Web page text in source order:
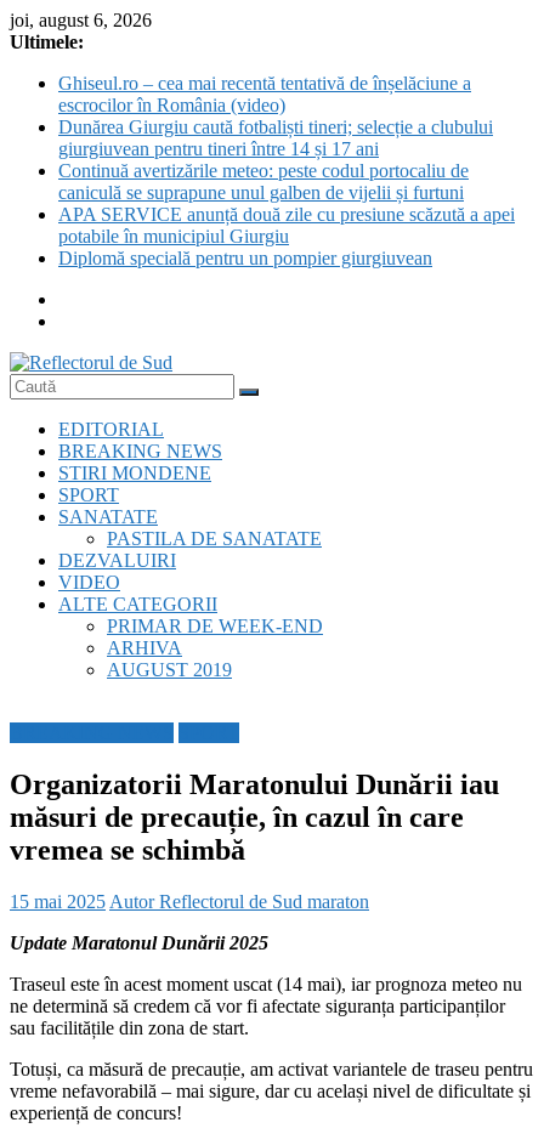
Skip
to
joi, august 6, 2026
Ultimele:
Ghiseul.ro – cea mai recentă tentativă de înșelăciune a
escrocilor în România (video)
Dunărea Giurgiu caută fotbaliști tineri; selecție a clubului
giurgiuvean pentru tineri între 14 și 17 ani
Continuă avertizările meteo: peste codul portocaliu de
caniculă se suprapune unul galben de vijelii și furtuni
APA SERVICE anunță două zile cu presiune scăzută a apei
potabile în municipiul Giurgiu
Diplomă specială pentru un pompier giurgiuvean
Reflectorul
Sud
EDITORIAL
BREAKING NEWS
STIRI MONDENE
SPORT
SANATATE
PASTILA DE SANATATE
DEZVALUIRI
VIDEO
ALTE CATEGORII
PRIMAR DE WEEK-END
ARHIVA
AUGUST 2019
Organizatorii Maratonului Dunării iau
măsuri de precauție, în cazul în care
vremea se schimbă
15 mai 2025 Autor Reflectorul de Sud maraton
Update Maratonul Dunării 2025
Traseul este în acest moment uscat (14 mai), iar prognoza meteo nu
ne determină să credem că vor fi afectate siguranța participanților
sau facilitățile din zona de start.
Totuși, ca măsură de precauție, am activat variantele de traseu pentru
vreme nefavorabilă – mai sigure, dar cu același nivel de dificultate și
experiență de concurs!